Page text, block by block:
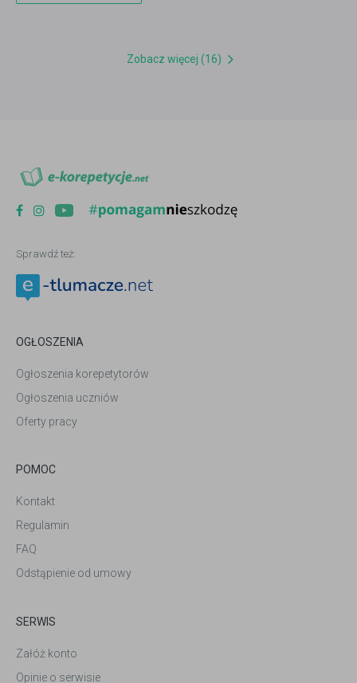
Zobacz więcej (16)
Sprawdź też:
OGŁOSZENIA
Ogłoszenia korepetytorów
Ogłoszenia uczniów
Oferty pracy
POMOC
Kontakt
Regulamin
FAQ
Odstąpienie od umowy
SERWIS
Załóż konto
Opinie o serwisie